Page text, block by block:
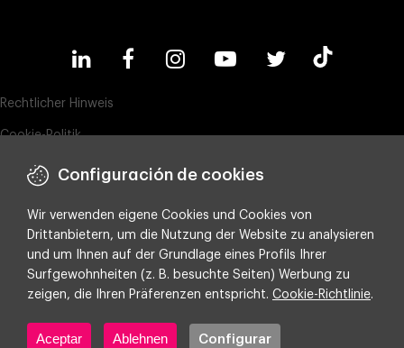
Rechtlicher Hinweis
Cookie-Politik
Datenschutz
ESG-Richtlinie
Integrated policy on Information Security, Quality and Environment
Cookie-Einstellungen
Configuración de cookies
Wir verwenden eigene Cookies und Cookies von
Drittanbietern, um die Nutzung der Website zu analysieren
und um Ihnen auf der Grundlage eines Profils Ihrer
Surfgewohnheiten (z. B. besuchte Seiten) Werbung zu
zeigen, die Ihren Präferenzen entspricht. Cookie-Richtlinie.
Aceptar Ablehnen Configurar